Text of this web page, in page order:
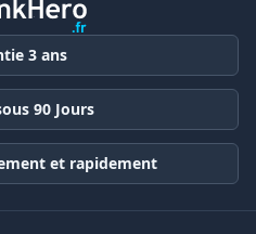
3 ans
90 Jours
et rapidement